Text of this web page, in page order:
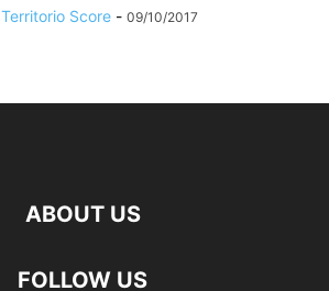
Territorio Score - 09/10/2017
ABOUT US
FOLLOW US